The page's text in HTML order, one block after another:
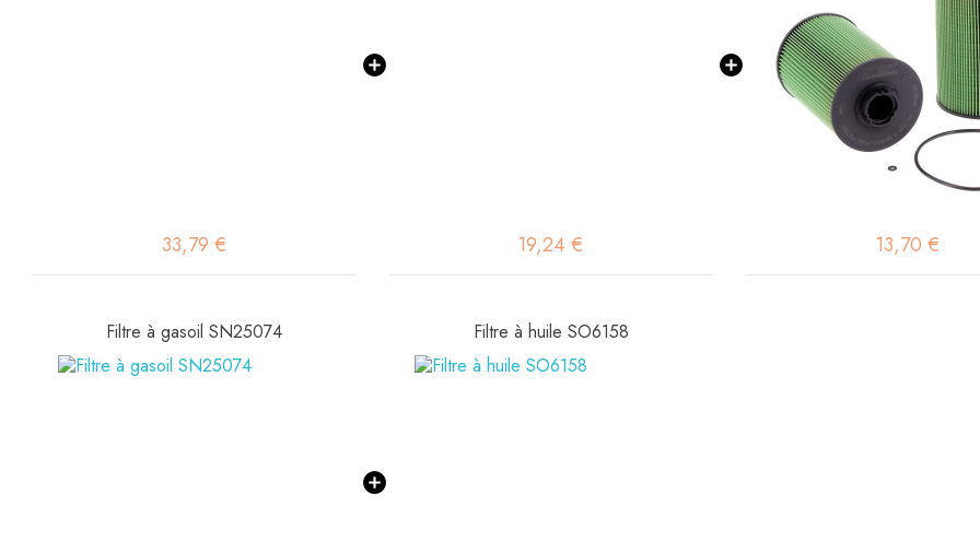
33,79 € 19,24 € 13,70 €
Filtre à gasoil SN25074 Filtre à huile SO6158